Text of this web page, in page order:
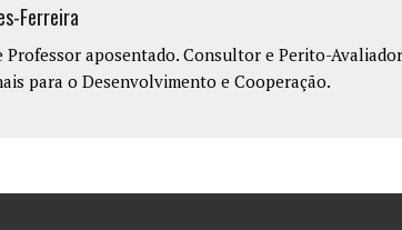
Ferreira
Professor aposentado. Consultor e Perito-
para o Desenvolvimento e Cooperação.